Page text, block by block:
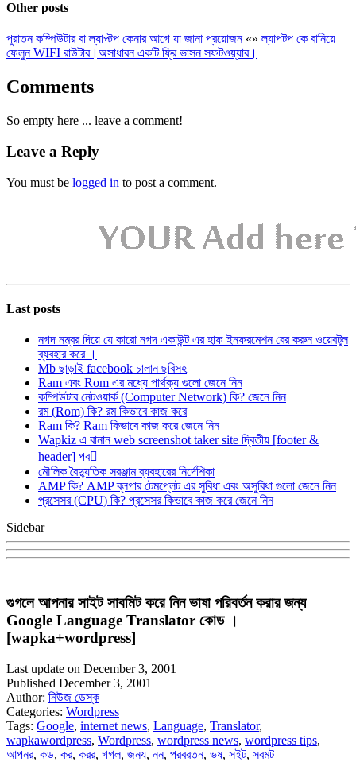
Other posts
পুরাতন কম্পিউটার বা ল্যাপ্টপ কেনার আগে যা জানা প্রয়োজন«»ল্যাপটপ কে বানিয়ে
ফেলুন WIFI রাউটার।অসাধারন একটি ফ্রি ভাসন সফটওয়্যার।
Comments
So empty here ... leave a comment!
Leave a Reply
You must be logged in to post a comment.
Last posts
নগদ নম্বর দিয়ে যে কারো নগদ একাউন্ট এর হাফ ইনফরমেশন বের করুন ওয়েবটুল
ব্যবহার করে ।
Mb ছাড়াই facebook চালান ছবিসহ
Ram এবং Rom এর মধ্যে পার্থক্য গুলো জেনে নিন
কম্পিউটার নেটওয়ার্ক (Computer Network) কি? জেনে নিন
রম (Rom) কি? রম কিভাবে কাজ করে
Ram কি? Ram কিভাবে কাজ করে জেনে নিন
Wapkiz এ বানান web screenshot taker site দ্বিতীয় [footer &
header] পব
মৌলিক বৈদ্যুতিক সরঞ্জাম ব্যবহারের নির্দেশিকা
AMP কি? AMP ব্লগার টেমপ্লেট এর সুবিধা এবং অসুবিধা গুলো জেনে নিন
প্রসেসর (CPU) কি? প্রসেসর কিভাবে কাজ করে জেনে নিন
Sidebar
গুগলে আপনার সাইট সাবমিট করে নিন ভাষা পরিবর্তন করার জন্য
Google Language Translator কোড ।
[wapka+wordpress]
Last update on December 3, 2001
Published December 3, 2001
Author: নিউজ ডেস্ক
Categories: Wordpress
Tags: Google, internet news, Language, Translator,
wapkawordpress, Wordpress, wordpress news, wordpress tips,
আপনর, কড, কর, করর, গগল, জনয, নন, পরবরতন, ভষ, সইট, সবমট